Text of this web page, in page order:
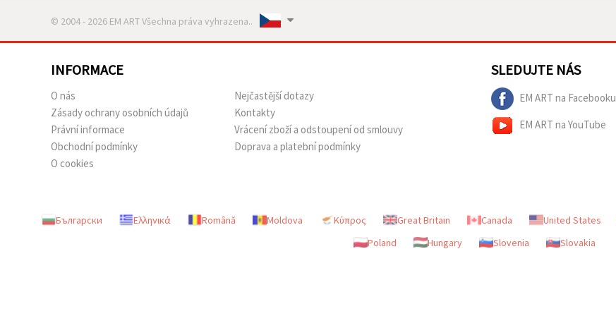
© 2004 - 2026 EM ART Všechna práva vyhrazena..
INFORMACE
O nás
Zásady ochrany osobních údajů
Právní informace
Obchodní podmínky
O cookies
Nejčastější dotazy
Kontakty
Vrácení zboží a odstoupení od smlouvy
Doprava a platební podmínky
SLEDUJTE NÁS
EM ART na Facebooku
EM ART na YouTube
Български Ελληνικά Română Moldova Κύπρος Great Britain Canada United States
Poland
Hungary Slovenia Slovakia